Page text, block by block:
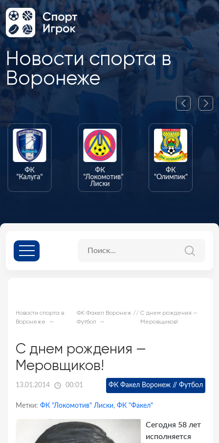
Новости спорта в
Воронеже
ФК
"Калуга"
ФК
"Локомотив"
Лиски
ФК
"Олимпик"
Новости спорта в
Воронеже
ФК Факел Воронеж //
Футбол
С днем рождения —
Меровщиков!
С днем рождения —
Меровщиков!
13.01.2014 00:01 ФК Факел Воронеж // Футбол
Метки: ФК "Локомотив" Лиски, ФК "Факел"
Сегодня 58 лет
исполняется